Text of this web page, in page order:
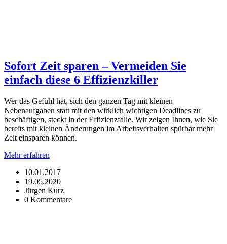
Sofort Zeit sparen – Vermeiden Sie
einfach diese 6 Effizienzkiller
Wer das Gefühl hat, sich den ganzen Tag mit kleinen
Nebenaufgaben statt mit den wirklich wichtigen Deadlines zu
beschäftigen, steckt in der Effizienzfalle. Wir zeigen Ihnen, wie Sie
bereits mit kleinen Änderungen im Arbeitsverhalten spürbar mehr
Zeit einsparen können.
Mehr erfahren
10.01.2017
19.05.2020
Jürgen Kurz
0 Kommentare